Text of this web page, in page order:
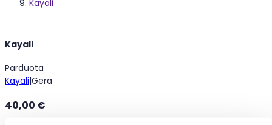
Kayali
Kayali
Parduota
Kayali|Gera
40,00 €